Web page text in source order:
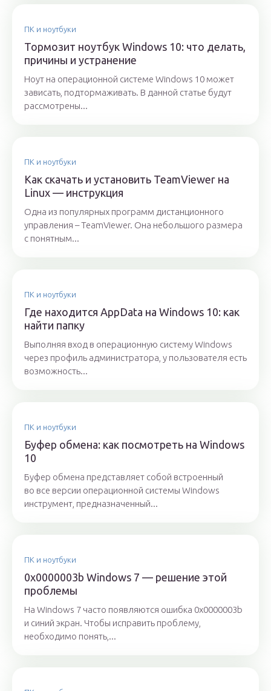
ПК и ноутбуки
Тормозит ноутбук Windows 10: что делать,
причины и устранение
Ноут на операционной системе Windows 10 может
зависать, подтормаживать. В данной статье будут
рассмотрены...
ПК и ноутбуки
Как скачать и установить TeamViewer на
Linux — инструкция
Одна из популярных программ дистанционного
управления ­– TeamViewer. Она небольшого размера
с понятным...
ПК и ноутбуки
Где находится AppData на Windows 10: как
найти папку
Выполняя вход в операционную систему Windows
через профиль администратора, у пользователя есть
возможность...
ПК и ноутбуки
Буфер обмена: как посмотреть на Windows
10
Буфер обмена представляет собой встроенный
во все версии операционной системы Windows
инструмент, предназначенный...
ПК и ноутбуки
0x0000003b Windows 7 — решение этой
проблемы
На Windows 7 часто появляются ошибка 0x0000003b
и синий экран. Чтобы исправить проблему,
необходимо понять,...